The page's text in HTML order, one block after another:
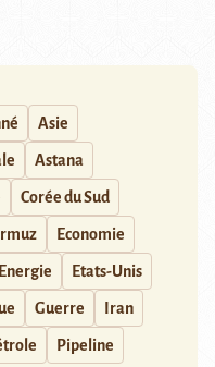
Asie
Astana
Corée du Sud
Economie
Energie Etats-Unis
Guerre Iran
Pipeline